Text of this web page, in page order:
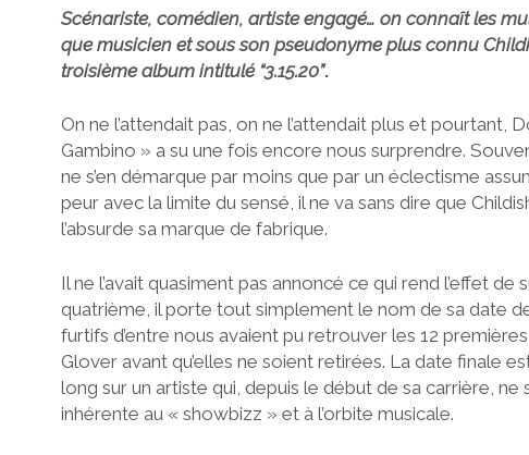
Scénariste, comédien, artiste engagé… on connaît les
que musicien et sous son pseudonyme plus connu
troisième album intitulé “3.15.20”.
On ne l’attendait pas, on ne l’attendait plus et pourtant,
Gambino » a su une fois encore nous surprendre.
ne s’en démarque par moins que par un éclectisme
peur avec la limite du sensé, il ne va sans dire que
l’absurde sa marque de fabrique.
Il ne l’avait quasiment pas annoncé ce qui rend l’effet de
quatrième, il porte tout simplement le nom de sa date
furtifs d’entre nous avaient pu retrouver les 12
Glover avant qu’elles ne soient retirées. La date finale
long sur un artiste qui, depuis le début de sa carrière,
inhérente au « showbizz » et à l’orbite musicale.